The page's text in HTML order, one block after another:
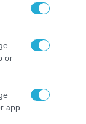
or
app.
Αρκά για
της